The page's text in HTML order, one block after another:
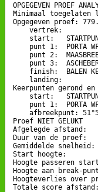
OPGEGEVEN PROEF
Minimaal toegelaten
Opgegeven proef:
vertrek:
start:
punt 1:  PORTA
punt 2:
punt 3:
finish:  BALEN
landing:
Keerpunten gerond
start:
punt 1:  PORTA
afbreekpunt:
Proef NIET GELUKT
Afgelegde afstand:
Duur van de proef:
Gemiddelde
Start hoogte:
Hoogte passeren
Hoogte aan break-
Hoogteverlies over
Totale score